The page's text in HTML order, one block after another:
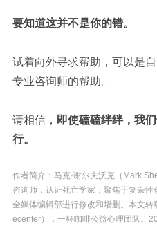
要知道这并不是你的错。
试着向外寻求帮助，可以是
专业咨询师的帮助。
请相信， 即使磕磕绊绊，我
行。
作者简介： 马克·谢尔夫沃克（Mark
咨询师，认证死亡学家，聚焦于复杂
全媒体编辑部进行修改和增删。 本文转
ecenter），一杯咖啡公益心理团队。